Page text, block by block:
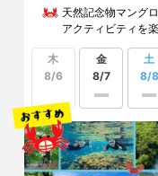
山頂に到着！
天然記念物マング
アクティビティを
木
8/6
金
8/7
土
8/8